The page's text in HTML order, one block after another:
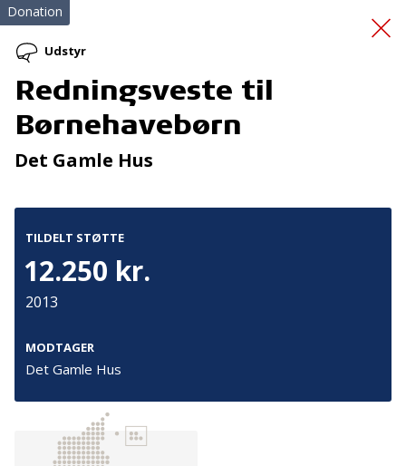
Redningsveste
Donation
Udstyr
Redningsveste til
Børnehavebørn
Det Gamle Hus
TILDELT STØTTE
12.250 kr.
2013
MODTAGER
Det Gamle Hus
Tilmeld nyhedsbrev
De seneste nyheder om TrygFondens og TryghedsGruppens
Tilmeld
Kontakt